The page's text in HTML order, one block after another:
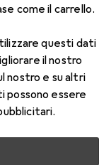
come il carrello.
questi dati
il nostro
nostro e su altri
essere
Porta-